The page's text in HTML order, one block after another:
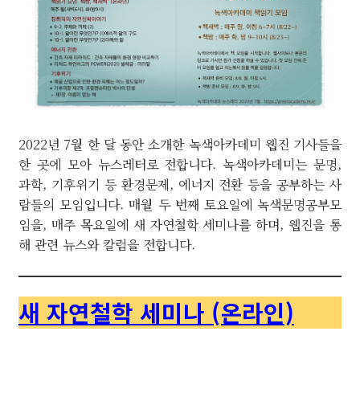
2022년 7월 한 달 동안 소개한 녹색아카데미 웹진 기사들을
한 곳에 모아 뉴스레터로 전합니다. 녹색아카데미는 문명,
과학, 기후위기 등 환경문제, 에너지 전환 등을 공부하는 사
람들의 모임입니다. 매월 두 번째 토요일에 녹색문명공부모
임을, 매주 목요일에 새 자연철학 세미나를 하며, 웹진을 통
해 관련 뉴스와 칼럼을 전합니다.
새 자연철학 세미나 (온라인)